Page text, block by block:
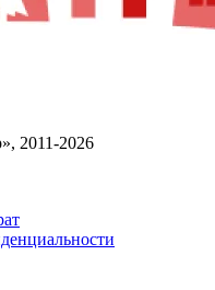
2011-2026